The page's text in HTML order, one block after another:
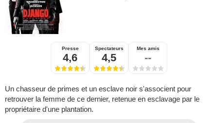
Presse
4,6
Spectateurs
4,5
Mes amis
--
Un chasseur de primes et un esclave noir s'associent pour
retrouver la femme de ce dernier, retenue en esclavage par le
propriétaire d'une plantation.